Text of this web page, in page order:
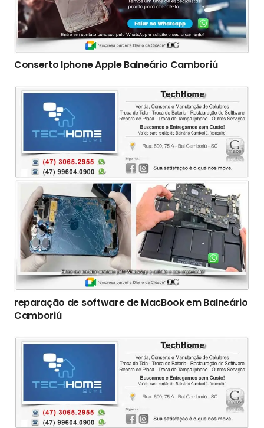
Conserto Iphone Apple Balneário Camboriú
reparação de software de MacBook em Balneário
Camboriú